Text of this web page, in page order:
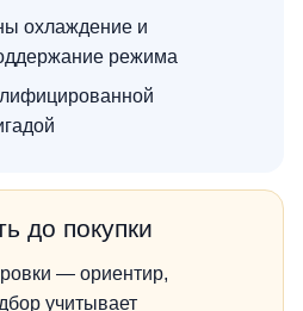
охлаждение и
режима
до покупки
— ориентир,
учитывает